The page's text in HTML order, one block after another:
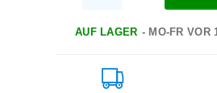
AUF LAGER - MO-FR VOR